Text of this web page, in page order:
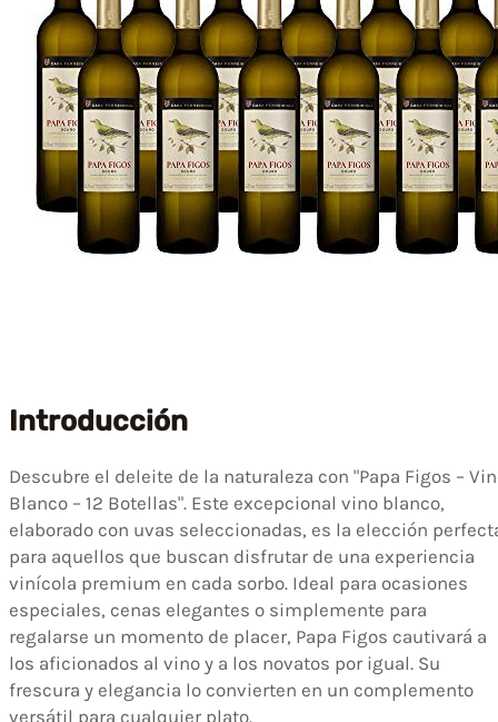
Introducción
Descubre el deleite de la naturaleza con "Papa Figos –
Blanco – 12 Botellas". Este excepcional vino blanco,
elaborado con uvas seleccionadas, es la elección
para aquellos que buscan disfrutar de una experiencia
vinícola premium en cada sorbo. Ideal para ocasiones
especiales, cenas elegantes o simplemente para
regalarse un momento de placer, Papa Figos cautivará a
los aficionados al vino y a los novatos por igual. Su
frescura y elegancia lo convierten en un complemento
versátil para cualquier plato.